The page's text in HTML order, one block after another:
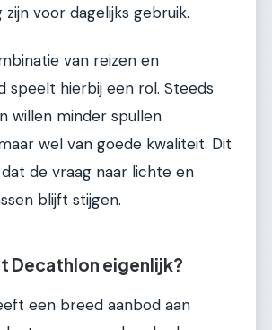
voor dagelijks gebruik.
van reizen en
speelt hierbij een rol. Steeds
willen minder spullen
wel van goede kwaliteit. Dit
de vraag naar lichte en
blijft stijgen.
Decathlon eigenlijk?
een breed aanbod aan